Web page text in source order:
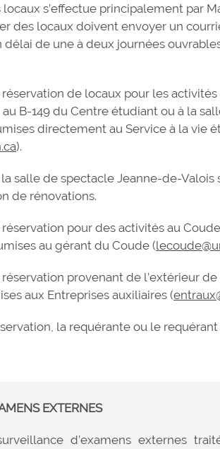
s’effectue principalement par
des locaux doivent envoyer un
délai de une à deux journées
de locaux pour les
B-149 du Centre étudiant ou à la
directement au Service à la vie
).
salle de spectacle Jeanne-de-
de rénovations.
pour des activités au
au gérant du Coude (
provenant de l’extérieur
aux Entreprises auxiliaires (
la requérante ou le
EXTERNES
d’examens externes